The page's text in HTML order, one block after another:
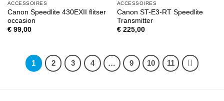
WENSENLIJST
ACCESSOIRES
Canon Speedlite 430EXII flitser
occasion
€99,00
WENSENLIJST
ACCESSOIRES
Canon ST-E3-RT Speedlite
Transmitter
€225,00
1 2 3 4 … 9 10 11